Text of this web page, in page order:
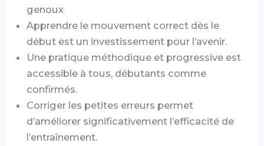
genoux
Apprendre le mouvement correct dès le
début est un investissement pour l’avenir.
Une pratique méthodique et progressive est
accessible à tous, débutants comme
confirmés.
Corriger les petites erreurs permet
d’améliorer significativement l’efficacité de
l’entraînement.